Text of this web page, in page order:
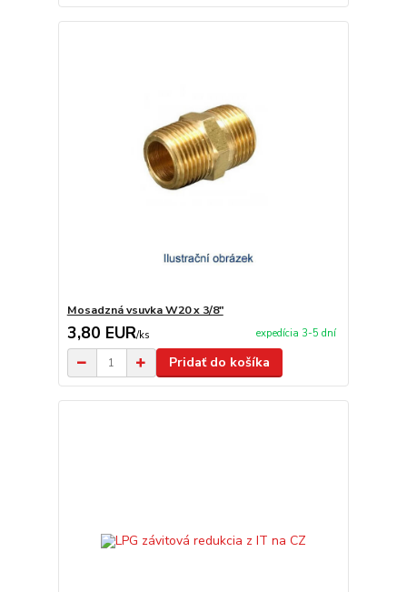
Mosadzná vsuvka W20 x 3/8"
3,80 EUR/ks expedícia 3-5 dní
Pridať do košíka